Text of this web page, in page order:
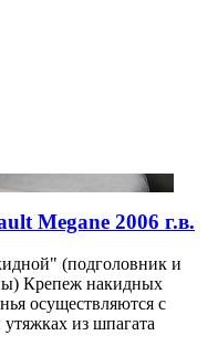
Megane 2006 г.в.
(подголовник и
Крепеж накидных
осуществляются с
из шпагата